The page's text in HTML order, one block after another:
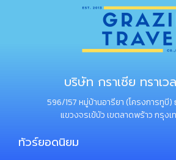
บริษัท กราเซีย ทราเ
596/157 หมู่บ้านอารียา (โครงการทูบี)
แขวงจรเข้บัว เขตลาดพร้าว กรุง
ทัวร์ยอดนิยม